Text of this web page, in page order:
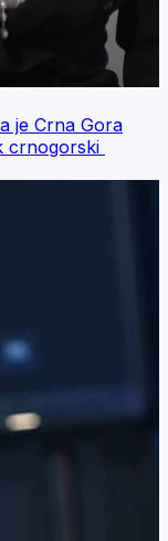
je Crna Gora
crnogorski